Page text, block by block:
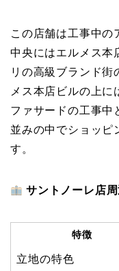
この店舗は工事中の
中央にはエルメス本
リの高級ブランド街
メス本店ビルの上に
ファサードの工事中
並みの中でショッピ
す。
サントノーレ店
特徴
立地の特色